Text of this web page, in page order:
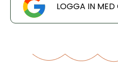
LOGGA IN MED